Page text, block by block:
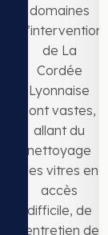
domaines
d’intervention
de La
Cordée
Lyonnaise
sont vastes,
allant du
nettoyage
des vitres en
accès
difficile, de
l’entretien de